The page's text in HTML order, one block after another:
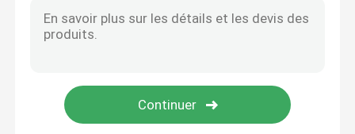
Frein tandem de presse de commande numérique par
Machine de Polonais léger